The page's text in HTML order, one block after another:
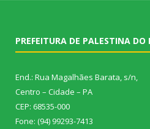
PREFEITURA DE PALESTINA DO
End.: Rua Magalhães Barata, s/n,
Centro – Cidade – PA
CEP: 68535-000
Fone: (94) 99293-7413